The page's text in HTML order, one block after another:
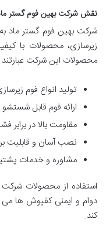
نقش شرکت بهین فوم گستر
شرکت بهین فوم گستر ماد
زیرسازی، محصولات با
محصولات این شرکت عبارتند
تولید انواع فوم
ارائه فوم قابل
مقاومت بالا در برابر
نصب آسان و قابلیت
مشاوره و خدمات
استفاده از محصولات
دوام و ایمنی کفپوش ها
کند.